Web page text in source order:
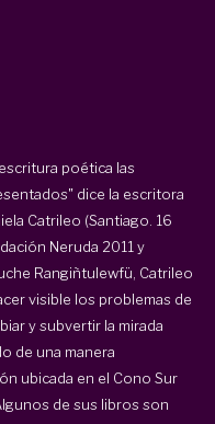
poética las
dice la escritora
Catrileo (Santiago. 16
Neruda 2011 y
Rangiñtulewfü, Catrileo
visible los problemas de
y subvertir la mirada
de una manera
ubicada en el Cono Sur
de sus libros son